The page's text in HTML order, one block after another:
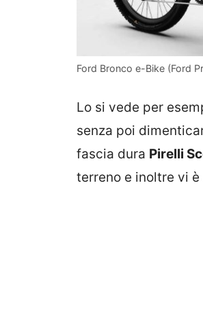
Ford Bronco e-Bike (Ford
Lo si vede per
senza poi
fascia dura Pirelli
terreno e inoltre vi